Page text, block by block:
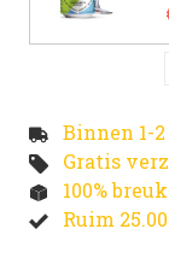
Binnen 1-
Gratis
100%
Ruim